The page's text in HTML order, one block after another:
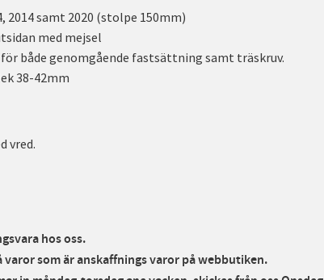
2014 samt 2020 (stolpe 150mm)
med mejsel
för både genomgående fastsättning samt träskruv.
38-42mm
vred.
hos oss.
som är anskaffnings varor på webbutiken.